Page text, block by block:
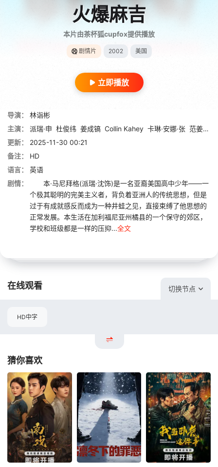
火爆麻吉
本片由茶杯狐cupfox提供播放
剧情片 2002 美国
立即播放
导演：
林诣彬
主演：
派瑞·申 杜俊纬 姜成镐 Collin Kahey 卡琳·安娜·张 范姜弘青
更新：
2025-11-30 00:21
备注：
HD
语言：
英语
剧情：
本·马尼拜格(派瑞·沈饰)是一名亚裔美国高中少年——一
个极其聪明的完美主义者，背负着亚洲人的传统思想，但是
过于有成就感反而成为一种井蛙之见，直接束缚了他思想的
正常发展。本生活在加利福尼亚州橘县的一个保守的郊区，
学校和班级都是一样的压抑...全文
在线观看 切换节点
HD中字
猜你喜欢